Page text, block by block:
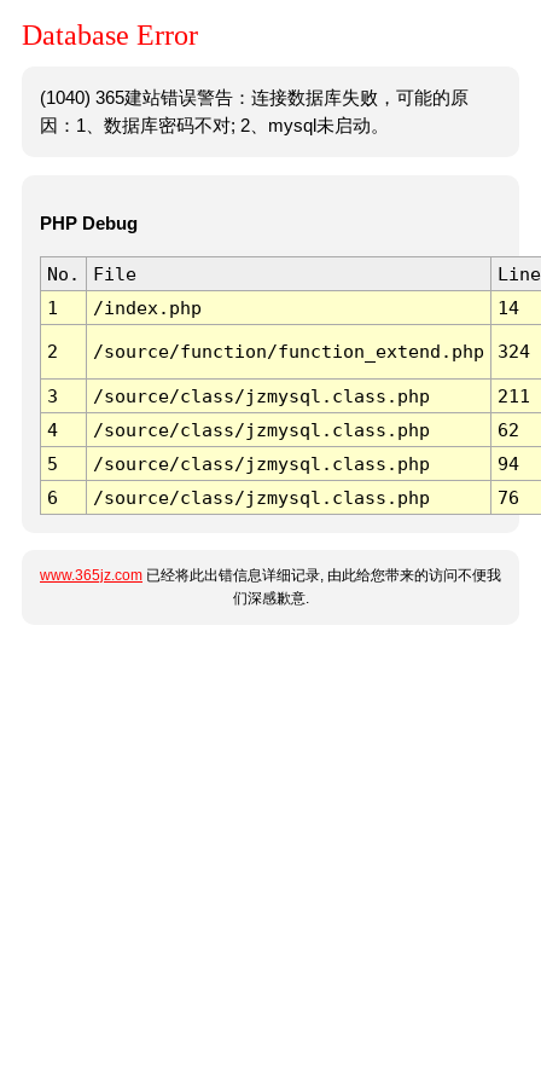
Database Error
(1040) 365建站错误警告：连接数据库失败，可能的原
因：1、数据库密码不对; 2、mysql未启动。
PHP Debug
No. File
Line
1
/index.php 14
2 /source/function/function_extend.php 324
3 /source/class/jzmysql.class.php
211
4
/source/class/jzmysql.class.php
62
5
/source/class/jzmysql.class.php
94
6
/source/class/jzmysql.class.php 76
www.365jz.com 已经将此出错信息详细记录, 由此给您带来的访问不便我
们深感歉意.